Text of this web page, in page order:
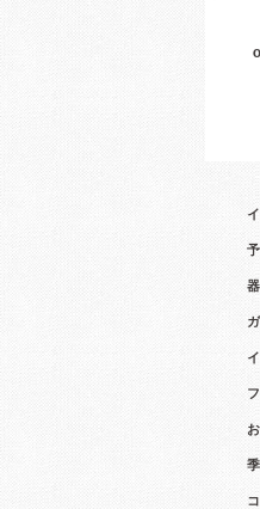
器